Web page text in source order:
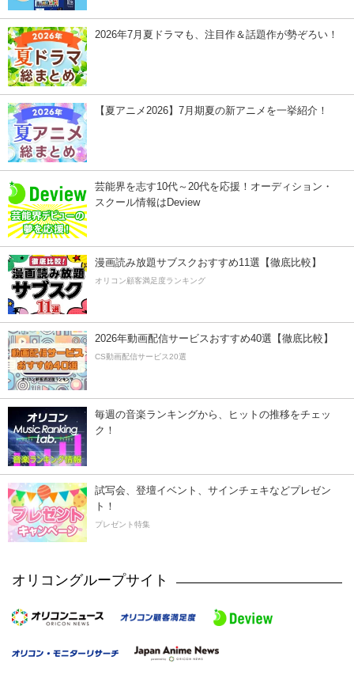
2026年7月夏ドラマも、注目作＆話題作が勢ぞろい！
【夏アニメ2026】7月期夏の新アニメを一挙紹介！
芸能界を志す10代～20代を応援！オーディション・
スクール情報はDeview
漫画読み放題サブスクおすすめ11選【徹底比較】
オリコン顧客満足度ランキング
2026年動画配信サービスおすすめ40選【徹底比較】
CS動画配信サービス20選
毎週の音楽ランキングから、ヒットの推移をチェッ
ク！
試写会、登壇イベント、サインチェキなどプレゼン
ト！
プレゼント特集
オリコングループサイト